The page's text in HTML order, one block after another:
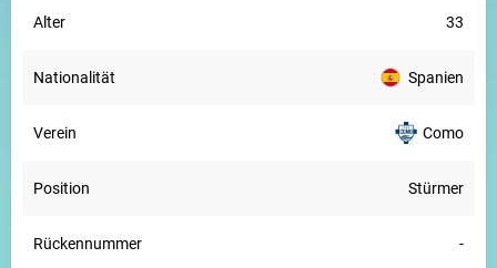
Alter 33
Nationalität Spanien
Verein Como
Position Stürmer
Rückennummer -